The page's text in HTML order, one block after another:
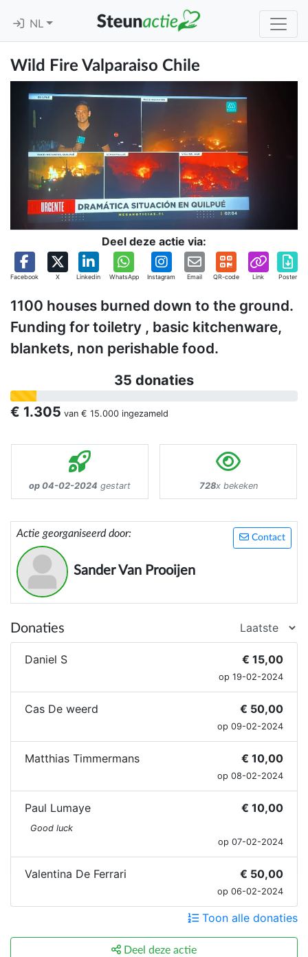
NL
Wild Fire Valparaiso Chile
Deel deze actie via:
Facebook X Linkedin WhatsApp Instagram Email QR-code Link Poster
1100 houses burned down to the ground.
Funding for toiletry , basic kitchenware,
blankets, non perishable food.
35 donaties
€ 1.305 van € 15.000 ingezameld
op 04-02-2024 gestart 728x bekeken
Contact
Actie georganiseerd door:
Sander Van Prooijen
Donaties
Daniel S € 15,00
op 19-02-2024
Cas De weerd € 50,00
op 09-02-2024
Matthias Timmermans € 10,00
op 08-02-2024
Paul Lumaye € 10,00
Good luck
op 07-02-2024
Valentina De Ferrari € 50,00
op 06-02-2024
Toon alle donaties
Deel deze actie